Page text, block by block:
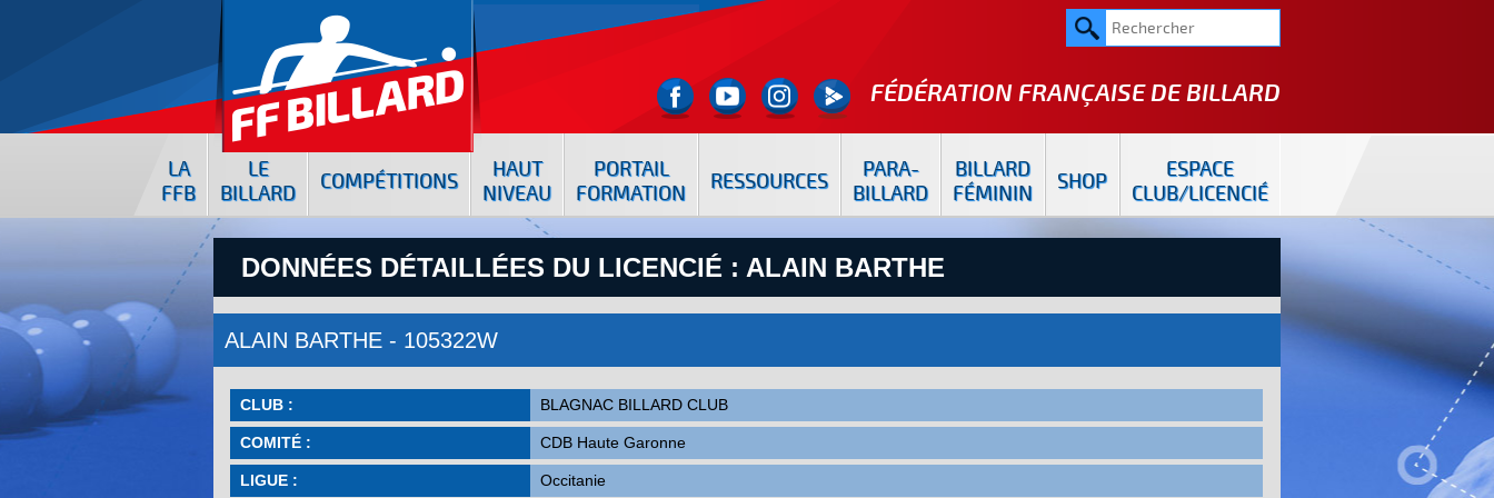
FÉDÉRATION FRANÇAISE DEBILLARD
LA
FFB
LE
BILLARD
COMPÉTITIONS
HAUT
NIVEAU
PORTAIL
FORMATION
RESSOURCES
PARA-
BILLARD
BILLARD
FÉMININ
SHOP
ESPACE
CLUB/LICENCIÉ
DONNÉES DÉTAILLÉES DU LICENCIÉ : ALAIN BARTHE
ALAIN BARTHE - 105322W
CLUB : BLAGNAC BILLARD CLUB
COMITÉ : CDB Haute Garonne
LIGUE : Occitanie